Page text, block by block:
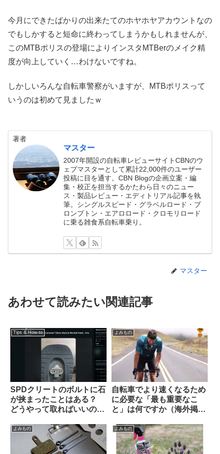
今月にできたばかりの出来たてのホヤホヤアカウントなの
でもしかすると短命に終わってしまうかもしれませんが、
このMTBポリスの登場によりインスタMTBerのメイク精
度が向上していく…わけないですね。
しかしいろんな自転車警察がいますが、MTBポリスって
いうのは初めて見ましたｗ
著者
マスター
2007年開設の自転車レビューサイトCBNのウ
ェブマスターとして累計22,000件のユーザー
投稿に目を通す。CBN Blogの企画立案・編
集・校正を担当するかたわら日々のニュー
ス・製品レビュー・エディトリアル記事を執
筆。シングルスピード・グラベルロード・ブ
ロンプトン・エアロロード・クロモリロード
に乗る雑食系自転車乗り。
マスター
あわせて読みたい関連記事
Tips & How-to
SPDクリートのボルトに石
が挟まったことはある？
どうやって取ればいいの？
よみもの
自転車でより速くなるため
に必要な「最も重要なこ
と」は何ですか（海外掲示
よみもの よみもの